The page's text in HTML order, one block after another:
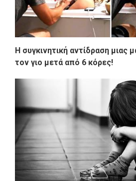
Η συγκινητική αντίδραση μιας
τον γιο μετά από 6 κόρες!